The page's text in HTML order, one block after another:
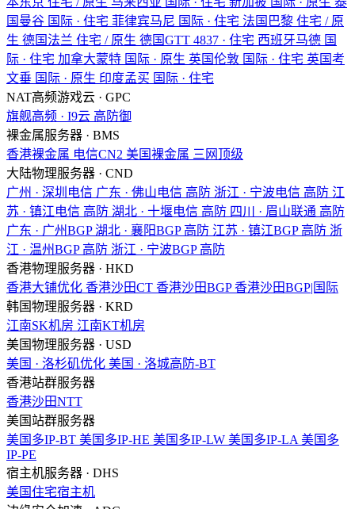
国曼谷 国际 · 住宅 菲律宾马尼 国际 · 住宅 法国巴黎 住宅 / 原
生 德国法兰 住宅 / 原生 德国GTT 4837 · 住宅 西班牙马德 国
际 · 住宅 加拿大蒙特 国际 · 原生 英国伦敦 国际 · 住宅 英国考
文垂 国际 · 原生 印度孟买 国际 · 住宅
NAT高频游戏云 · GPC
旗舰高频 · I9云 高防御
裸金属服务器 · BMS
香港裸金属 电信CN2 美国裸金属 三网顶级
大陆物理服务器 · CND
广州 · 深圳电信 广东 · 佛山电信 高防 浙江 · 宁波电信 高防 江
苏 · 镇江电信 高防 湖北 · 十堰电信 高防 四川 · 眉山联通 高防
广东 · 广州BGP 湖北 · 襄阳BGP 高防 江苏 · 镇江BGP 高防 浙
江 · 温州BGP 高防 浙江 · 宁波BGP 高防
香港物理服务器 · HKD
香港大铺优化 香港沙田CT 香港沙田BGP 香港沙田BGP|国际
韩国物理服务器 · KRD
江南SK机房 江南KT机房
美国物理服务器 · USD
美国 · 洛杉矶优化 美国 · 洛城高防-BT
香港站群服务器
香港沙田NTT
美国站群服务器
美国多IP-BT 美国多IP-HE 美国多IP-LW 美国多IP-LA 美国多
IP-PE
宿主机服务器 · DHS
美国住宅宿主机